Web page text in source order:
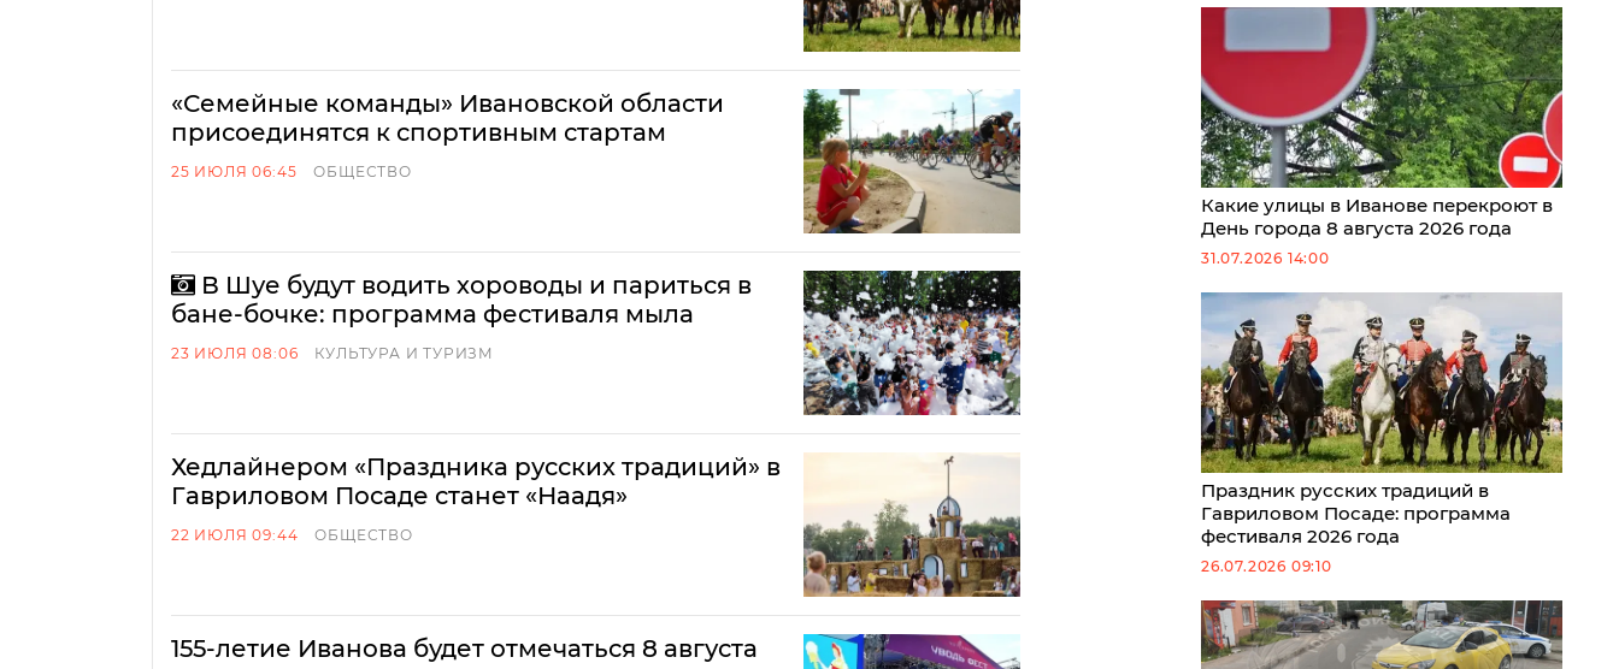
«Семейные команды» Ивановской области
присоединятся к спортивным стартам
25 ИЮЛЯ 06:45 ОБЩЕСТВО
В Шуе будут водить хороводы и париться в
бане-бочке: программа фестиваля мыла
23 ИЮЛЯ 08:06 КУЛЬТУРА И ТУРИЗМ
Хедлайнером «Праздника русских традиций» в
Гавриловом Посаде станет «Наадя»
22 ИЮЛЯ 09:44 ОБЩЕСТВО
155-летие Иванова будет отмечаться 8 августа
Какие улицы в Иванове перекроют в
День города 8 августа 2026 года
31.07.2026 14:00
Праздник русских традиций в
Гавриловом Посаде: программа
фестиваля 2026 года
26.07.2026 09:10